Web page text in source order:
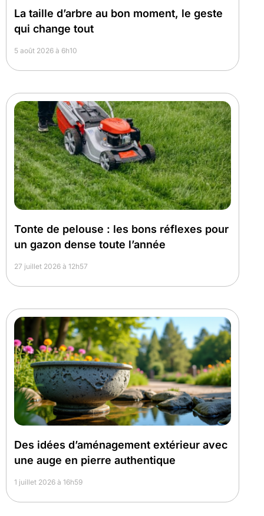
La taille d’arbre au bon moment, le geste
qui change tout
5 août 2026 à 6h10
Tonte de pelouse : les bons réflexes pour
un gazon dense toute l’année
27 juillet 2026 à 12h57
Des idées d’aménagement extérieur avec
une auge en pierre authentique
1 juillet 2026 à 16h59